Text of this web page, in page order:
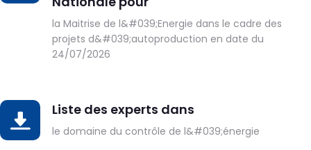
la Maitrise de l&#039;Energie dans le cadre des
projets d&#039;autoproduction en date du
24/07/2026
DOWNLOADListe des experts dans
le domaine du contrôle de l&#039;énergie